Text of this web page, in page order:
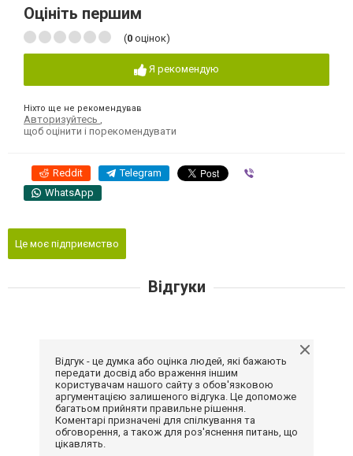
Оцініть першим
(0 оцінок)
Я рекомендую
Ніхто ще не рекомендував
Авторизуйтесь
щоб оцінити і порекомендувати
Reddit Telegram
WhatsApp
Це моє підприємство
Відгуки
Відгук - це думка або оцінка людей, які бажають
передати досвід або враження іншим
користувачам нашого сайту з обов'язковою
аргументацією залишеного відгука. Це допоможе
багатьом прийняти правильне рішення.
Коментарі призначені для спілкування та
обговорення, а також для роз'яснення питань, що
цікавлять.